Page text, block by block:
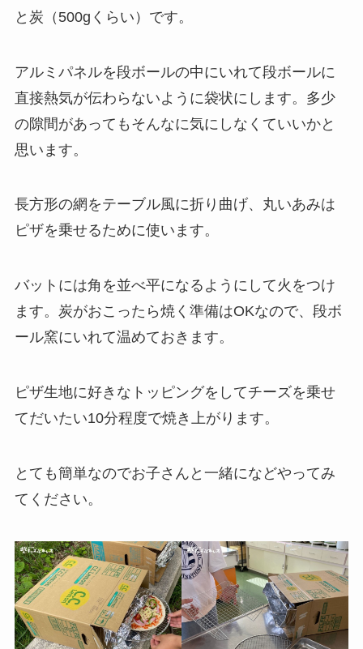
と炭（500gくらい）です。
アルミパネルを段ボールの中にいれて段ボールに
直接熱気が伝わらないように袋状にします。多少
の隙間があってもそんなに気にしなくていいかと
思います。
長方形の網をテーブル風に折り曲げ、丸いあみは
ピザを乗せるために使います。
バットには角を並べ平になるようにして火をつけ
ます。炭がおこったら焼く準備はOKなので、段ボ
ール窯にいれて温めておきます。
ピザ生地に好きなトッピングをしてチーズを乗せ
てだいたい10分程度で焼き上がります。
とても簡単なのでお子さんと一緒になどやってみ
てください。